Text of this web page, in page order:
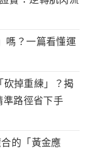
嗎？一篇看懂運
砍掉重練」？揭
準路徑省下手
的「黃金應